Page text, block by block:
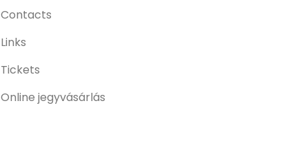
Contacts
Links
Tickets
Online jegyvásárlás